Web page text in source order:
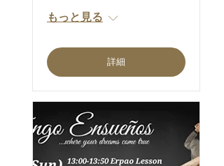
もっと見る
詳細